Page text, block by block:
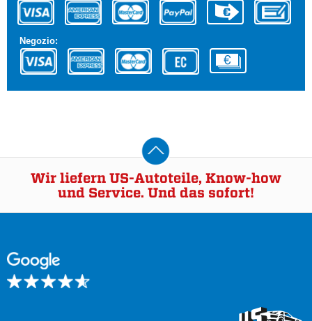
Negozio:
Wir liefern US-Autoteile, Know-how
und Service. Und das sofort!